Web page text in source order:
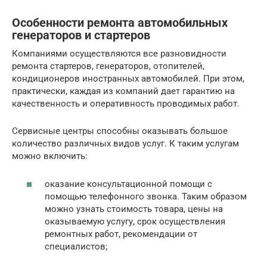
Особенности ремонта автомобильных
генераторов и стартеров
Компаниями осуществляются все разновидности
ремонта стартеров, генераторов, отопителей,
кондиционеров иностранных автомобилей. При этом,
практически, каждая из компаний дает гарантию на
качественность и оперативность проводимых работ.
Сервисные центры способны оказывать большое
количество различных видов услуг. К таким услугам
можно включить:
оказание консультационной помощи с
помощью телефонного звонка. Таким образом
можно узнать стоимость товара, цены на
оказываемую услугу, срок осуществления
ремонтных работ, рекомендации от
специалистов;